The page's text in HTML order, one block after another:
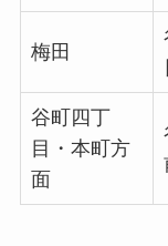
梅田
谷町四丁
目・本町方
面